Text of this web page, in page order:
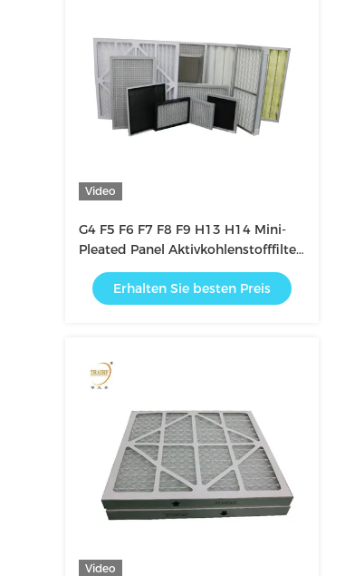
Video
G4 F5 F6 F7 F8 F9 H13 H14 Mini-
Pleated Panel Aktivkohlenstofffilter
für die klimatisierte Heimat
Erhalten Sie besten Preis
Video